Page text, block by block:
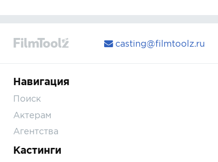
casting@filmtoolz.ru
Навигация
Поиск
Актерам
Агентства
Кастинги